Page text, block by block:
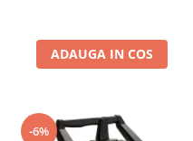
ADAUGA IN COS
-6%